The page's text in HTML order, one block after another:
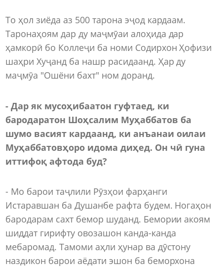
То ҳол зиёда аз 500 тарона эҷод кардаам.
Таронаҳоям дар ду маҷмӯаи алоҳида дар
ҳамкорӣ бо Коллеҷи ба номи Содирхон Ҳофизи
шаҳри Хуҷанд ба нашр расидаанд. Ҳар ду
маҷмӯа "Ошёни бахт" ном доранд.
- Дар як мусоҳибаатон гуфтаед, ки
бародаратон Шоҳсалим Муҳаббатов ба
шумо васият кардаанд, ки анъанаи оилаи
Муҳаббатовҳоро идома диҳед. Он чӣ гуна
иттифоқ афтода буд?
- Мо барои таҷлили Рӯзҳои фарҳанги
Истаравшан ба Душанбе рафта будем. Ногаҳон
бародарам сахт бемор шуданд. Бемории акоям
шиддат гирифту овозашон канда-канда
мебаромад. Тамоми аҳли ҳунар ва дӯстону
наздикон барои аёдати эшон ба беморхона